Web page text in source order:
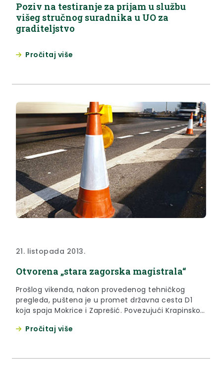
Poziv na testiranje za prijam u službu
višeg stručnog suradnika u UO za
graditeljstvo
Pročitaj više
21. listopada 2013.
Otvorena „stara zagorska magistrala“
Prošlog vikenda, nakon provedenog tehničkog
pregleda, puštena je u promet državna cesta D1
koja spaja Mokrice i Zaprešić. Povezujući Krapinsko-
Zagreb D1 je cesta koja omogućuje lakše odvijanje
Pročitaj više